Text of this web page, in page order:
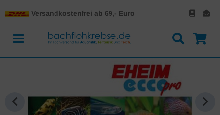
Versandkostenfrei ab 69,- Euro